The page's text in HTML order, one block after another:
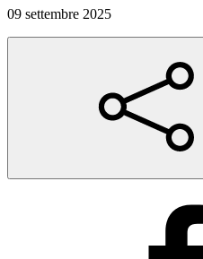
09 settembre 2025